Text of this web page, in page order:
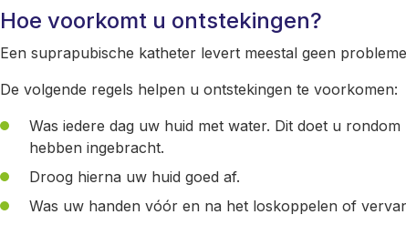
Hoe voorkomt u ontstekingen?
Een suprapubische katheter levert meestal geen
De volgende regels helpen u ontstekingen te voorkomen:
Was iedere dag uw huid met water. Dit doet u
hebben ingebracht.
Droog hierna uw huid goed af.
Was uw handen vóór en na het loskoppelen of